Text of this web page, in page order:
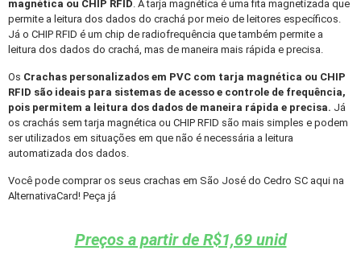
magnética ou CHIP RFID. A tarja magnética é uma fita magnetizada que
permite a leitura dos dados do crachá por meio de leitores específicos.
Já o CHIP RFID é um chip de radiofrequência que também permite a
leitura dos dados do crachá, mas de maneira mais rápida e precisa.
Os Crachas personalizados em PVC com tarja magnética ou CHIP
RFID são ideais para sistemas de acesso e controle de frequência,
pois permitem a leitura dos dados de maneira rápida e precisa. Já
os crachás sem tarja magnética ou CHIP RFID são mais simples e podem
ser utilizados em situações em que não é necessária a leitura
automatizada dos dados.
Você pode comprar os seus crachas em São José do Cedro SC aqui na
AlternativaCard! Peça já
Preços a partir de R$1,69 unid